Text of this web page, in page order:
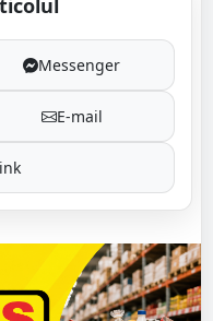
Messenger
E-mail